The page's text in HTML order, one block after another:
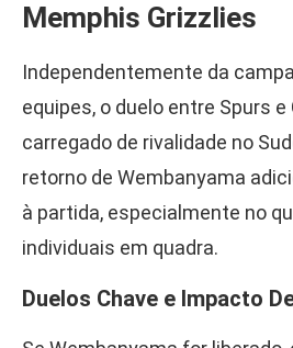
Memphis Grizzlies
Independentemente da
equipes, o duelo entre Spurs
carregado de rivalidade no
retorno de Wembanyama
à partida, especialmente no
individuais em quadra.
Duelos Chave e Impacto